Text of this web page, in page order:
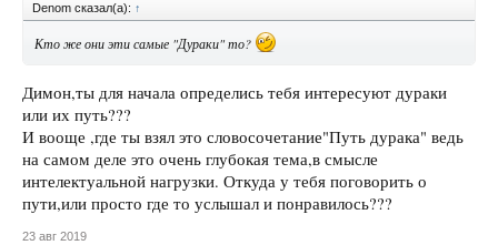
Denom сказал(а): ↑
Кто же они эти самые "Дураки" то?
Димон,ты для начала определись тебя интересуют дураки
или их путь???
И вооще ,где ты взял это словосочетание"Путь дурака" ведь
на самом деле это очень глубокая тема,в смысле
интелектуальной нагрузки. Откуда у тебя поговорить о
пути,или просто где то услышал и понравилось???
23 авг 2019